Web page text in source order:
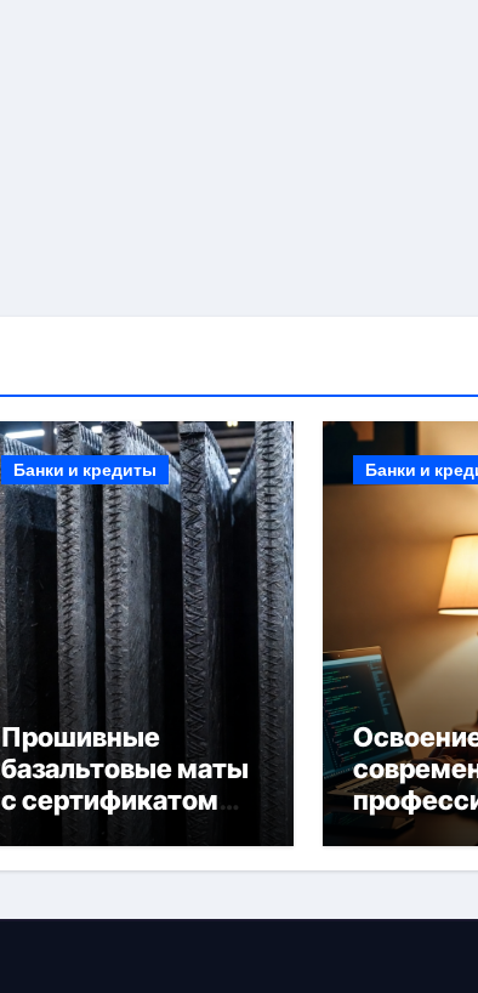
Банки и кредиты
Прошивные
базальтовые маты
с сертификатом
негорючести
Банки и
онлайн-